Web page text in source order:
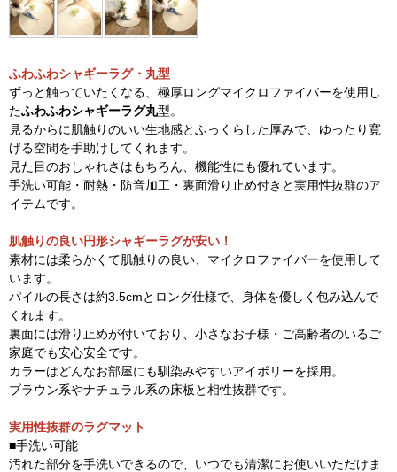
ふわふわシャギーラグ・丸型
ずっと触っていたくなる、極厚ロングマイクロファイバーを使用し
たふわふわシャギーラグ丸型。
見るからに肌触りのいい生地感とふっくらした厚みで、ゆったり寛
げる空間を手助けしてくれます。
見た目のおしゃれさはもちろん、機能性にも優れています。
手洗い可能・耐熱・防音加工・裏面滑り止め付きと実用性抜群のア
イテムです。
肌触りの良い円形シャギーラグが安い！
素材には柔らかくて肌触りの良い、マイクロファイバーを使用して
います。
パイルの長さは約3.5cmとロング仕様で、身体を優しく包み込んで
くれます。
裏面には滑り止めが付いており、小さなお子様・ご高齢者のいるご
家庭でも安心安全です。
カラーはどんなお部屋にも馴染みやすいアイボリーを採用。
ブラウン系やナチュラル系の床板と相性抜群です。
実用性抜群のラグマット
■手洗い可能
汚れた部分を手洗いできるので、いつでも清潔にお使いいただけま